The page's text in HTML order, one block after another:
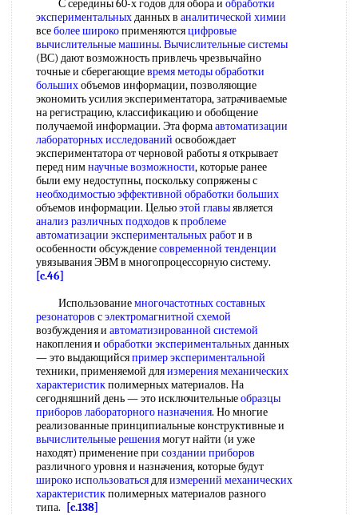
С середины 60-х годов для обора и обработки
экспериментальныхданных в аналитической химии
всеболее широкоприменяютсяцифровые
вычислительные машины. Вычислительные системы
(ВС) дают возможность привлечь чрезвычайно
точные и сберегающиевремя методыобработки
большихобъемов информации, позволяющие
экономить усилия экспериментатора, затрачиваемые
на регистрацию, классификацию и обобщение
получаемой информации. Эта формаавтоматизации
лабораторных исследований освобождает
экспериментатора от черновой работы я открывает
перед нимнаучные возможности, которые ранее
были ему недоступны, поскольку сопряжены с
необходимостью эффективной обработки больших
объемов информации. Цельюэтой главыявляется
анализ различных подходов кпроблеме
автоматизации экспериментальных работи в
особенности обсуждениесовременной тенденции
увязывания ЭВМ в многопроцессорную систему.
[c.46]
Использованиемногочастотных составных
резонаторов сэлектромагнитной схемой
возбуждения и автоматизированной системой
накопления и обработки экспериментальныхданных
— это выдающийсяпример экспериментальной
техники, применяемой дляизмерения механических
характеристикполимерных материалов. На
сегодняшний день — это исключительныеобразцы
приборов лабораторного назначения. Но многие
реализованные принципиальные конструктивные и
вычислительные решениямогут найти (и уже
находят) применение при создании приборов
различного уровня и назначения, которые будут
широко использоватьсядляизмерений механических
характеристикполимерных материалов разного
типа.
[c.138]